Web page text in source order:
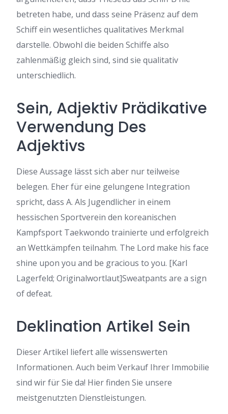
betreten habe, und dass seine Präsenz auf dem
Schiff ein wesentliches qualitatives Merkmal
darstelle. Obwohl die beiden Schiffe also
zahlenmäßig gleich sind, sind sie qualitativ
unterschiedlich.
Sein, Adjektiv Prädikative
Verwendung Des
Adjektivs
Diese Aussage lässt sich aber nur teilweise
belegen. Eher für eine gelungene Integration
spricht, dass A. Als Jugendlicher in einem
hessischen Sportverein den koreanischen
Kampfsport Taekwondo trainierte und erfolgreich
an Wettkämpfen teilnahm. The Lord make his face
shine upon you and be gracious to you. [Karl
Lagerfeld; Originalwortlaut]Sweatpants are a sign
of defeat.
Deklination Artikel Sein
Dieser Artikel liefert alle wissenswerten
Informationen. Auch beim Verkauf Ihrer Immobilie
sind wir für Sie da! Hier finden Sie unsere
meistgenutzten Dienstleistungen.